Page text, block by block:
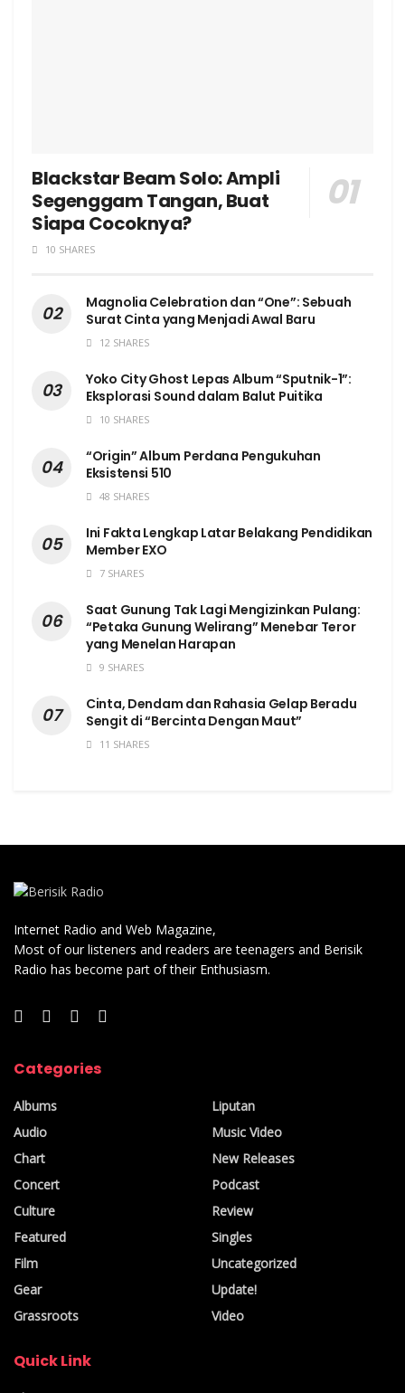
Blackstar Beam Solo: Ampli
Segenggam Tangan, Buat
Siapa Cocoknya?
10 SHARES
Magnolia Celebration dan “One”: Sebuah
Surat Cinta yang Menjadi Awal Baru
12 SHARES
Yoko City Ghost Lepas Album “Sputnik-1”:
Eksplorasi Sound dalam Balut Puitika
10 SHARES
“Origin” Album Perdana Pengukuhan
Eksistensi 510
48 SHARES
Ini Fakta Lengkap Latar Belakang Pendidikan
Member EXO
7 SHARES
Saat Gunung Tak Lagi Mengizinkan Pulang:
“Petaka Gunung Welirang” Menebar Teror
yang Menelan Harapan
9 SHARES
Cinta, Dendam dan Rahasia Gelap Beradu
Sengit di “Bercinta Dengan Maut”
11 SHARES
Internet Radio and Web Magazine,
Most of our listeners and readers are teenagers and Berisik
Radio has become part of their Enthusiasm.
Categories
Albums
Audio
Chart
Concert
Culture
Featured
Film
Gear
Grassroots
Liputan
Music Video
New Releases
Podcast
Review
Singles
Uncategorized
Update!
Video
Quick Link